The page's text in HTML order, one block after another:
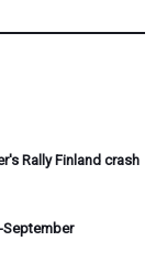
Rally Finland crash
September